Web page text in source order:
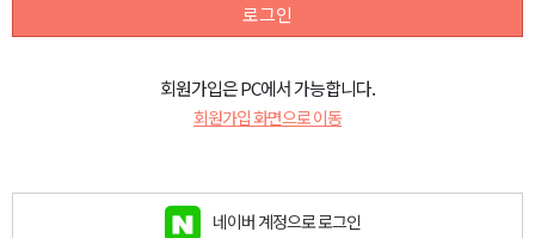
로그인
회원가입은 PC에서 가능합니다.
회원가입 화면으로 이동
네이버 계정으로 로그인